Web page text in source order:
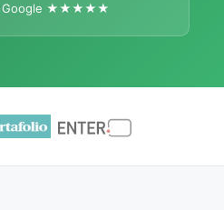
Google ★★★★★